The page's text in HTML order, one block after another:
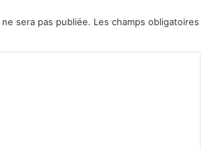
sera pas publiée. Les champs obligatoires